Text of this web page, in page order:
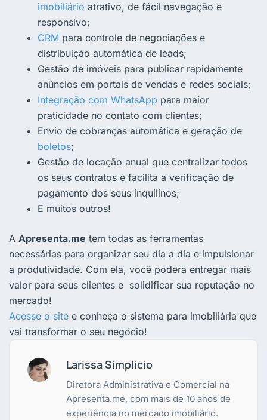
imobiliário atrativo, de fácil navegação e
responsivo;
CRM para controle de negociações e
distribuição automática de leads;
Gestão de imóveis para publicar rapidamente
anúncios em portais de vendas e redes sociais;
Integração com WhatsApp para maior
praticidade no contato com clientes;
Envio de cobranças automática e geração de
boletos;
Gestão de locação anual que centralizar todos
os seus contratos e facilita a verificação de
pagamento dos seus inquilinos;
E muitos outros!
A Apresenta.me tem todas as ferramentas
necessárias para organizar seu dia a dia e impulsionar
a produtividade. Com ela, você poderá entregar mais
valor para seus clientes e solidificar sua reputação no
mercado!
Acesse o site e conheça o sistema para imobiliária que
vai transformar o seu negócio!
Larissa Simplicio
Diretora Administrativa e Comercial na
Apresenta.me, com mais de 10 anos de
experiência no mercado imobiliário.